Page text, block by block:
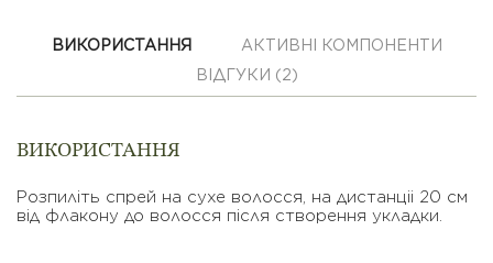
ВИКОРИСТАННЯ
АКТИВНІ КОМПОНЕНТИ
ВІДГУКИ (2)
ВИКОРИСТАННЯ
Розпиліть спрей на сухе волосся, на дистанціі 20 см
від флакону до волосся після створення укладки.